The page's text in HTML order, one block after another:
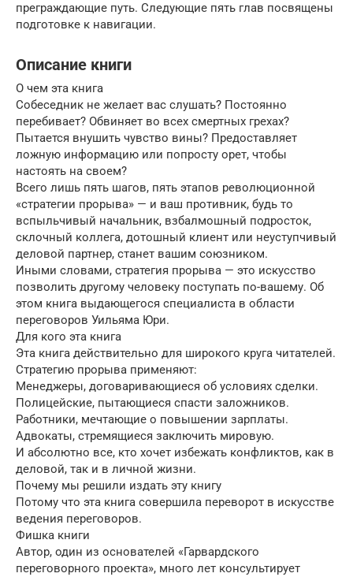
преграждающие путь. Следующие пять глав посвящены
подготовке к навигации.
Описание книги
О чем эта книга
Собеседник не желает вас слушать? Постоянно
перебивает? Обвиняет во всех смертных грехах?
Пытается внушить чувство вины? Предоставляет
ложную информацию или попросту орет, чтобы
настоять на своем?
Всего лишь пять шагов, пять этапов революционной
«стратегии прорыва» — и ваш противник, будь то
вспыльчивый начальник, взбалмошный подросток,
склочный коллега, дотошный клиент или неуступчивый
деловой партнер, станет вашим союзником.
Иными словами, стратегия прорыва — это искусство
позволить другому человеку поступать по-вашему. Об
этом книга выдающегося специалиста в области
переговоров Уильяма Юри.
Для кого эта книга
Эта книга действительно для широкого круга читателей.
Стратегию прорыва применяют:
Менеджеры, договаривающиеся об условиях сделки.
Полицейские, пытающиеся спасти заложников.
Работники, мечтающие о повышении зарплаты.
Адвокаты, стремящиеся заключить мировую.
И абсолютно все, кто хочет избежать конфликтов, как в
деловой, так и в личной жизни.
Почему мы решили издать эту книгу
Потому что эта книга совершила переворот в искусстве
ведения переговоров.
Фишка книги
Автор, один из основателей «Гарвардского
переговорного проекта», много лет консультирует